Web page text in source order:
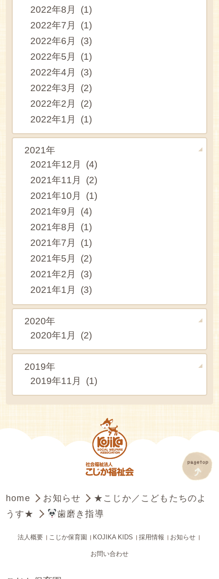
2022年8月 (1)
2022年7月 (1)
2022年6月 (3)
2022年5月 (1)
2022年4月 (3)
2022年3月 (2)
2022年2月 (2)
2022年1月 (1)
2021年
2021年12月 (4)
2021年11月 (2)
2021年10月 (1)
2021年9月 (4)
2021年8月 (1)
2021年7月 (1)
2021年5月 (2)
2021年2月 (3)
2021年1月 (3)
2020年
2020年1月 (2)
2019年
2019年11月 (1)
home お知らせ
★こじか／こどもたちのよ
うす★
歯磨き指導
法人概要 こじか保育園 KOJIKA KIDS 採用情報 お知らせ
お問い合わせ